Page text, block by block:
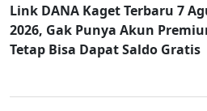
Link DANA Kaget Terbaru 7
2026, Gak Punya Akun
Tetap Bisa Dapat Saldo Gratis